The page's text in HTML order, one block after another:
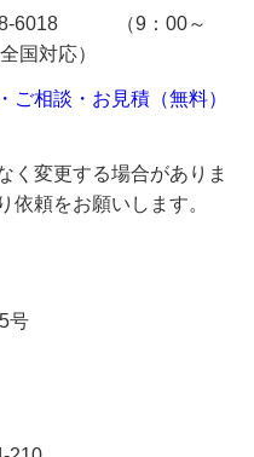
6018 （9：00～
国対応）
ご相談・お見積（無料）
く変更する場合がありま
依頼をお願いします。
号